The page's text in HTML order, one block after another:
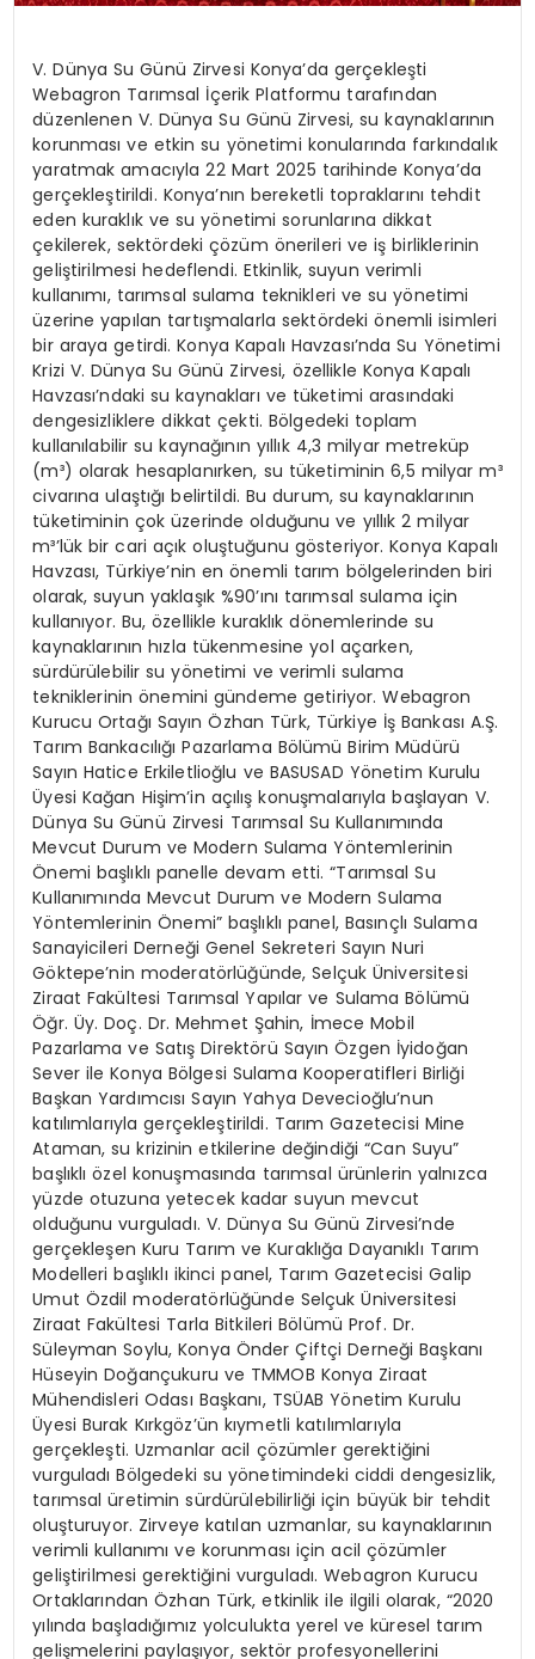
V. Dünya Su Günü Zirvesi Konya’da gerçekleşti
Webagron Tarımsal İçerik Platformu tarafından
düzenlenen V. Dünya Su Günü Zirvesi, su kaynaklarının
korunması ve etkin su yönetimi konularında farkındalık
yaratmak amacıyla 22 Mart 2025 tarihinde Konya’da
gerçekleştirildi. Konya’nın bereketli topraklarını tehdit
eden kuraklık ve su yönetimi sorunlarına dikkat
çekilerek, sektördeki çözüm önerileri ve iş birliklerinin
geliştirilmesi hedeflendi. Etkinlik, suyun verimli
kullanımı, tarımsal sulama teknikleri ve su yönetimi
üzerine yapılan tartışmalarla sektördeki önemli isimleri
bir araya getirdi. Konya Kapalı Havzası’nda Su Yönetimi
Krizi V. Dünya Su Günü Zirvesi, özellikle Konya Kapalı
Havzası’ndaki su kaynakları ve tüketimi arasındaki
dengesizliklere dikkat çekti. Bölgedeki toplam
kullanılabilir su kaynağının yıllık 4,3 milyar metreküp
(m³) olarak hesaplanırken, su tüketiminin 6,5 milyar m³
civarına ulaştığı belirtildi. Bu durum, su kaynaklarının
tüketiminin çok üzerinde olduğunu ve yıllık 2 milyar
m³’lük bir cari açık oluştuğunu gösteriyor. Konya Kapalı
Havzası, Türkiye’nin en önemli tarım bölgelerinden biri
olarak, suyun yaklaşık %90’ını tarımsal sulama için
kullanıyor. Bu, özellikle kuraklık dönemlerinde su
kaynaklarının hızla tükenmesine yol açarken,
sürdürülebilir su yönetimi ve verimli sulama
tekniklerinin önemini gündeme getiriyor. Webagron
Kurucu Ortağı Sayın Özhan Türk, Türkiye İş Bankası A.Ş.
Tarım Bankacılığı Pazarlama Bölümü Birim Müdürü
Sayın Hatice Erkiletlioğlu ve BASUSAD Yönetim Kurulu
Üyesi Kağan Hişim’in açılış konuşmalarıyla başlayan V.
Dünya Su Günü Zirvesi Tarımsal Su Kullanımında
Mevcut Durum ve Modern Sulama Yöntemlerinin
Önemi başlıklı panelle devam etti. “Tarımsal Su
Kullanımında Mevcut Durum ve Modern Sulama
Yöntemlerinin Önemi” başlıklı panel, Basınçlı Sulama
Sanayicileri Derneği Genel Sekreteri Sayın Nuri
Göktepe’nin moderatörlüğünde, Selçuk Üniversitesi
Ziraat Fakültesi Tarımsal Yapılar ve Sulama Bölümü
Öğr. Üy. Doç. Dr. Mehmet Şahin, İmece Mobil
Pazarlama ve Satış Direktörü Sayın Özgen İyidoğan
Sever ile Konya Bölgesi Sulama Kooperatifleri Birliği
Başkan Yardımcısı Sayın Yahya Devecioğlu’nun
katılımlarıyla gerçekleştirildi. Tarım Gazetecisi Mine
Ataman, su krizinin etkilerine değindiği “Can Suyu”
başlıklı özel konuşmasında tarımsal ürünlerin yalnızca
yüzde otuzuna yetecek kadar suyun mevcut
olduğunu vurguladı. V. Dünya Su Günü Zirvesi’nde
gerçekleşen Kuru Tarım ve Kuraklığa Dayanıklı Tarım
Modelleri başlıklı ikinci panel, Tarım Gazetecisi Galip
Umut Özdil moderatörlüğünde Selçuk Üniversitesi
Ziraat Fakültesi Tarla Bitkileri Bölümü Prof. Dr.
Süleyman Soylu, Konya Önder Çiftçi Derneği Başkanı
Hüseyin Doğançukuru ve TMMOB Konya Ziraat
Mühendisleri Odası Başkanı, TSÜAB Yönetim Kurulu
Üyesi Burak Kırkgöz’ün kıymetli katılımlarıyla
gerçekleşti. Uzmanlar acil çözümler gerektiğini
vurguladı Bölgedeki su yönetimindeki ciddi dengesizlik,
tarımsal üretimin sürdürülebilirliği için büyük bir tehdit
oluşturuyor. Zirveye katılan uzmanlar, su kaynaklarının
verimli kullanımı ve korunması için acil çözümler
geliştirilmesi gerektiğini vurguladı. Webagron Kurucu
Ortaklarından Özhan Türk, etkinlik ile ilgili olarak, “2020
yılında başladığımız yolculukta yerel ve küresel tarım
gelişmelerini paylaşıyor, sektör profesyonellerini